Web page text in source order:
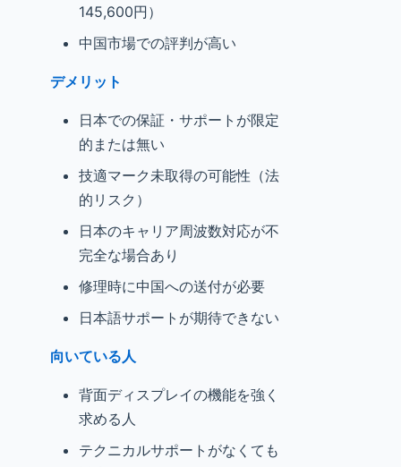
145,600円）
中国市場での評判が高い
デメリット
日本での保証・サポートが限定
的または無い
技適マーク未取得の可能性（法
的リスク）
日本のキャリア周波数対応が不
完全な場合あり
修理時に中国への送付が必要
日本語サポートが期待できない
向いている人
背面ディスプレイの機能を強く
求める人
テクニカルサポートがなくても